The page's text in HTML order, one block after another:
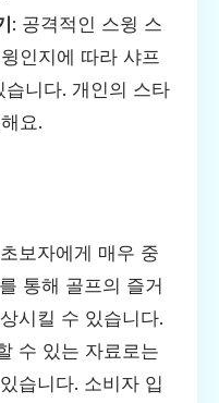
: 공격적인 스윙 스
인지에 따라 샤프
니다. 개인의 스타
요.
보자에게 매우 중
통해 골프의 즐거
시킬 수 있습니다.
수 있는 자료로는
습니다. 소비자 입